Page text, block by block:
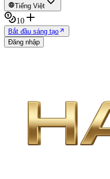
Tiếng Việt
10
Bắt đầu sáng tạo
Đăng nhập